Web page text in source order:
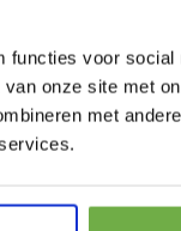
voor social
onze site met
met
-
Brilliant
€ 70,99
-
weten